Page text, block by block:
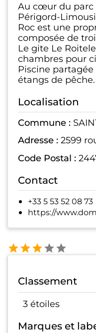
Au cœur du parc
Périgord-
Roc est une
composée de
Le gite Le
chambres pour
Piscine
étangs de pêche.
Localisation
Commune :
Adresse : 2599
Code Postal :
Contact
+33 5 53 52 08 73
https://
Classement
3 étoiles
Marques et